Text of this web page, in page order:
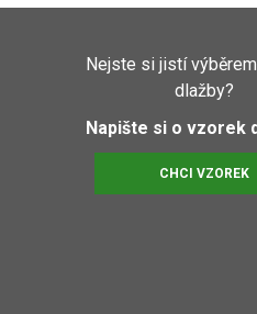
Nejste si jistí
dlažby?
Napište si o vzorek
CHCI VZOREK